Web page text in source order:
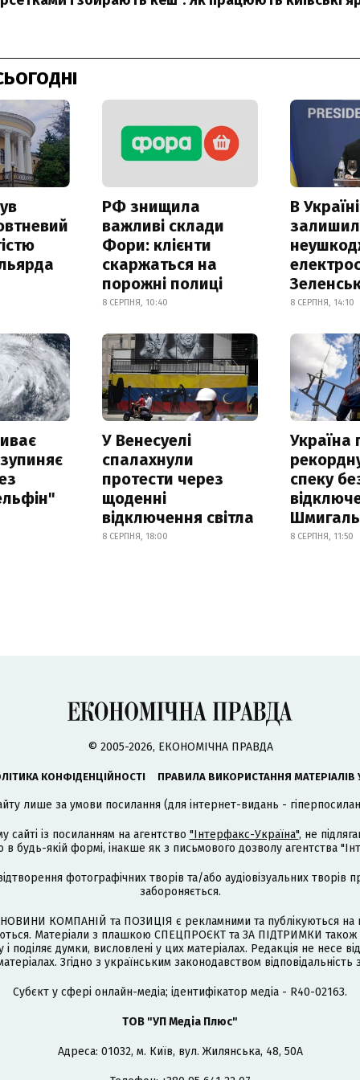
РФ знищила
важливі склади
Фори: клієнти
скаржаться на
порожні полиці
8 СЕРПНЯ, 10:40
В
8 СЕРПНЯ, 14:10
У Венесуелі
спалахнули
протести через
щоденні
відключення світла
8 СЕРПНЯ, 18:00
спеку
Шмигаль
8 СЕРПНЯ, 11:50
© 2005-2026, ЕКОНОМІЧНА ПРАВДА
КОНФІДЕНЦІЙНОСТІ ПРАВИЛА ВИКОРИСТАННЯ МАТЕРІАЛІВ
лише за умови посилання (для інтернет-видань -
сайті із посиланням на агентство "Інтерфакс-Україна", не
будь-якій формі, інакше як з письмового дозволу агентства
фотографічних творів та/або аудіовізуальних
забороняється.
НОВИНИ КОМПАНІЙ та ПОЗИЦІЯ є рекламними та публікуються на
Матеріали з плашкою СПЕЦПРОЄКТ та ЗА ПІДТРИМКИ
поділяє думки, висловлені у цих матеріалах. Редакція не несе
Згідно з українським законодавством
Cубєкт у сфері онлайн-медіа; ідентифікатор медіа - R40-02163.
ТОВ "УП Медіа Плюс"
Адреса: 01032, м. Київ, вул. Жилянська, 48, 50А